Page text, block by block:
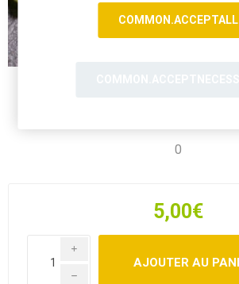
0
5,00€
i
h
COMMON.ACCEPTALL